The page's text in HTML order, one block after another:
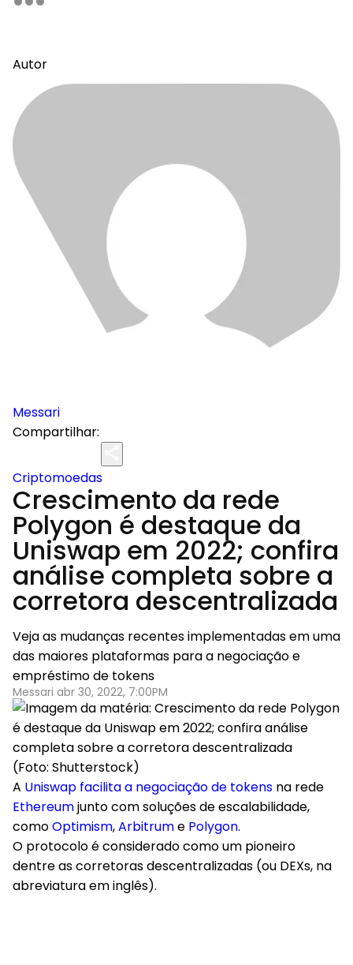
Autor
Messari
Compartilhar:
Criptomoedas
Crescimento da rede
Polygon é destaque da
Uniswap em 2022; confira
análise completa sobre a
corretora descentralizada
Veja as mudanças recentes implementadas em uma
das maiores plataformas para a negociação e
empréstimo de tokens
Messari abr 30, 2022, 7:00PM
(Foto: Shutterstock)
A Uniswap facilita a negociação de tokens na rede
Ethereumjunto com soluções de escalabilidade,
comoOptimism,Arbitrume Polygon.
O protocolo é considerado como um pioneiro
dentre as corretoras descentralizadas (ou DEXs, na
abreviatura em inglês).